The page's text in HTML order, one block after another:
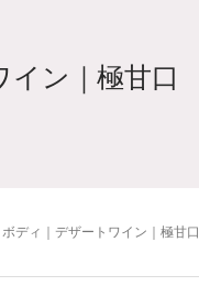
ン｜極甘口
ボディ｜デザートワイン｜極甘口